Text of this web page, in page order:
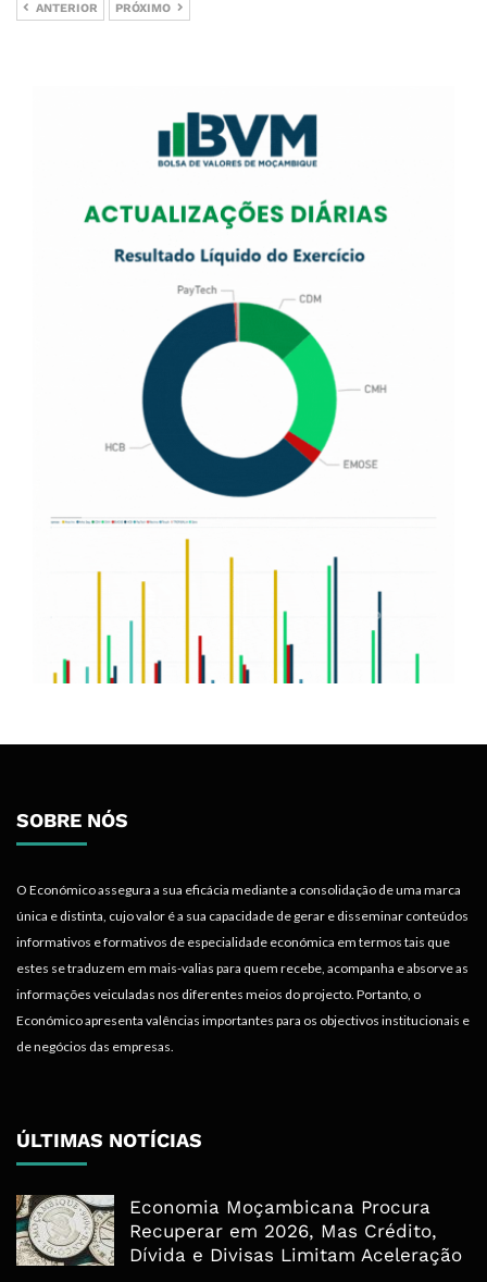
ANTERIOR PRÓXIMO
SOBRE NÓS
O Económico assegura a sua eficácia mediante a consolidação de uma marca
única e distinta, cujo valor é a sua capacidade de gerar e disseminar conteúdos
informativos e formativos de especialidade económica em termos tais que
estes se traduzem em mais-valias para quem recebe, acompanha e absorve as
informações veiculadas nos diferentes meios do projecto. Portanto, o
Económico apresenta valências importantes para os objectivos institucionais e
de negócios das empresas.
ÚLTIMAS NOTÍCIAS
Economia Moçambicana Procura
Recuperar em 2026, Mas Crédito,
Dívida e Divisas Limitam Aceleração